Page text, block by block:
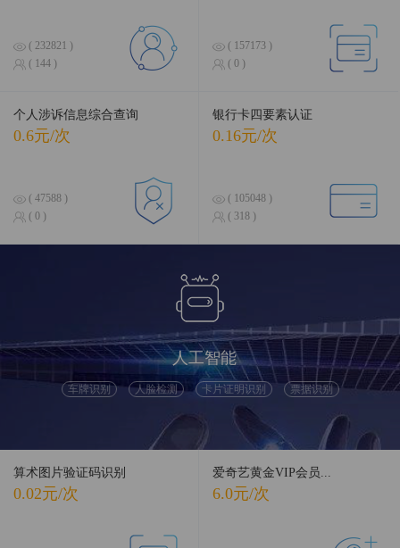
( 232821 )
( 144 )
( 157173 )
( 0 )
个人涉诉信息综合查询
0.6元/次
( 47588 )
( 0 )
银行卡四要素认证
0.16元/次
( 105048 )
( 318 )
人工智能
车牌识别 人脸检测 卡片证明识别 票据识别
算术图片验证码识别
0.02元/次
爱奇艺黄金VIP会员...
6.0元/次